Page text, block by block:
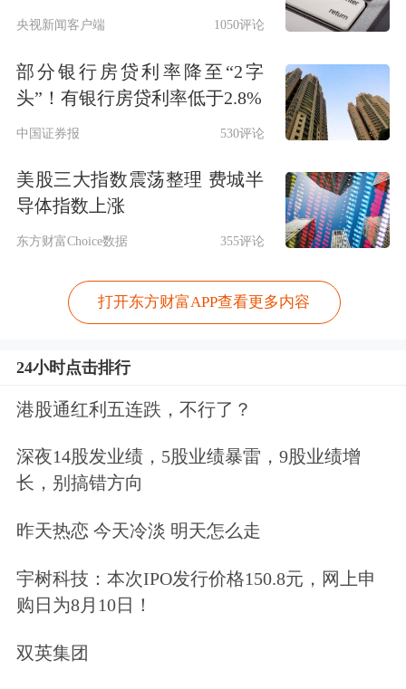
央视新闻客户端 1050评论
部分银行房贷利率降至“2字
头”！有银行房贷利率低于2.8%
中国证券报 530评论
美股三大指数震荡整理 费城半
导体指数上涨
东方财富Choice数据 355评论
打开东方财富APP查看更多内容
24小时点击排行
港股通红利五连跌，不行了？
深夜14股发业绩，5股业绩暴雷，9股业绩增
长，别搞错方向
昨天热恋 今天冷淡 明天怎么走
宇树科技：本次IPO发行价格150.8元，网上申
购日为8月10日！
双英集团